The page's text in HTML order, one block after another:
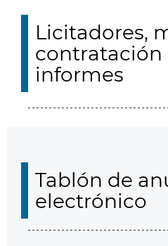
Licitadores,
contratación
informes
Tablón de
electrónico